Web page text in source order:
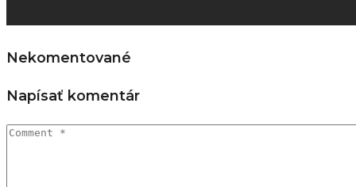
Nekomentované
Napísať komentár